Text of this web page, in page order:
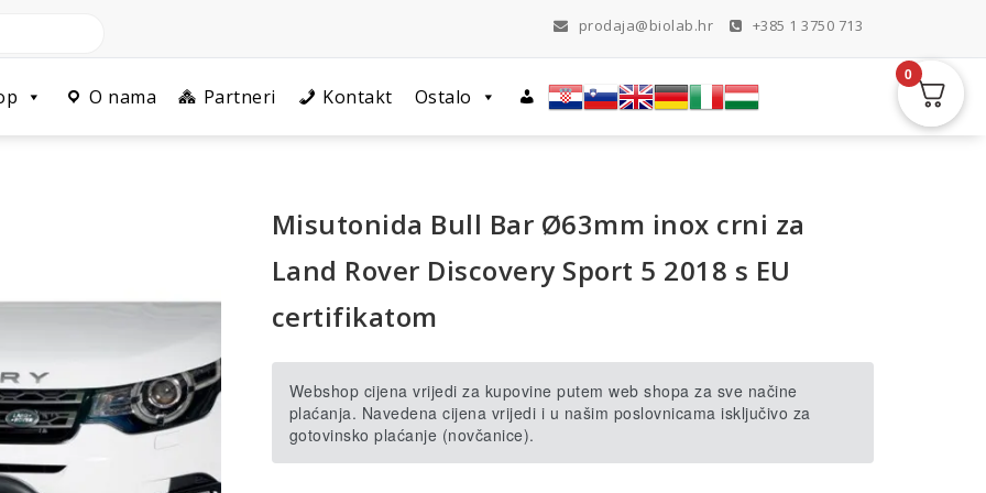
prodaja@biolab.hr +385 1 3750 713
O nama Partneri Kontakt Ostalo
Misutonida Bull Bar Ø63mm inox crni za
Land Rover Discovery Sport 5 2018 s EU
certifikatom
Webshop cijena vrijedi za kupovine putem web shopa za sve načine
plaćanja. Navedena cijena vrijedi i u našim poslovnicama isključivo za
gotovinsko plaćanje (novčanice).
0